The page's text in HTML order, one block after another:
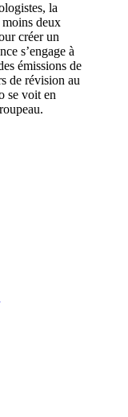
la
moins deux
créer un
s’engage à
émissions de
de révision au
se voit en